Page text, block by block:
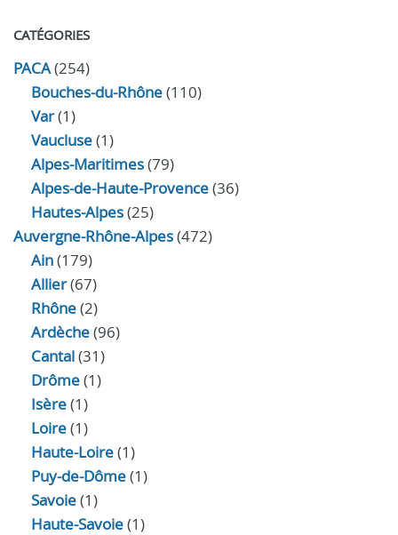
CATÉGORIES
PACA(254)
Bouches-du-Rhône(110)
Var(1)
Vaucluse(1)
Alpes-Maritimes(79)
Alpes-de-Haute-Provence(36)
Hautes-Alpes(25)
Auvergne-Rhône-Alpes(472)
Ain(179)
Allier(67)
Rhône(2)
Ardèche(96)
Cantal(31)
Drôme(1)
Isère(1)
Loire(1)
Haute-Loire(1)
Puy-de-Dôme(1)
Savoie(1)
Haute-Savoie(1)